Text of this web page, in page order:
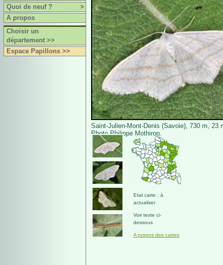
Quoi de neuf ?
>
A propos
Choisir un
département >>
Espace Papillons >>
Saint-Julien-Mont-Denis (Savoie), 730 m, 23
Photo Philippe Mothiron.
Etat carte : à
actualiser
Voir texte ci-
dessous
A propos des cartes